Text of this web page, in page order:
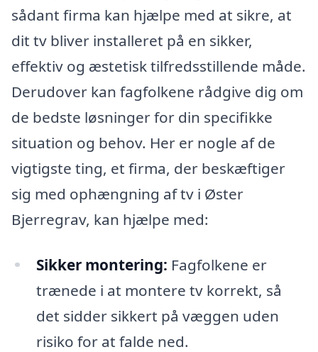
sådant firma kan hjælpe med at sikre, at
dit tv bliver installeret på en sikker,
effektiv og æstetisk tilfredsstillende måde.
Derudover kan fagfolkene rådgive dig om
de bedste løsninger for din specifikke
situation og behov. Her er nogle af de
vigtigste ting, et firma, der beskæftiger
sig med ophængning af tv i Øster
Bjerregrav, kan hjælpe med:
Sikker montering: Fagfolkene er
trænede i at montere tv korrekt, så
det sidder sikkert på væggen uden
risiko for at falde ned.